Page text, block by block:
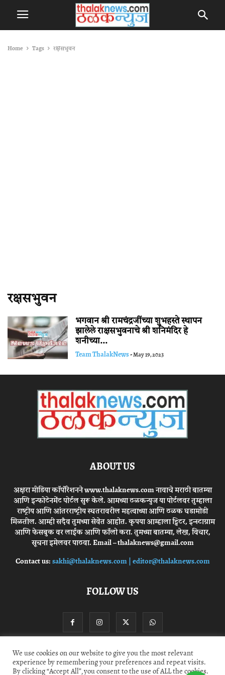
Home Tags रक्षसभुवन
रक्षसभुवन
भगवान श्री रामचंद्रजींच्या शुभहस्ते स्थापन
झालेले राक्षसभुवनाचे श्री शनिमंदिर हे
शनीच्या...
Team ThalakNews-May 19, 2023
ABOUT US
अक्षरा मीडिया कॉर्पोरेशनने www.thalaknews.com नावाचे मराठी बातम्या
आणि इन्फोटेनमेंट पोर्टल सुरू केले. आमच्या ठळकन्युज या पोर्टलवर तुम्हाला
राष्ट्रीय आणि आंतरराष्ट्रीय स्घतरावरील महत्वाच्या आणि ठळक घडामोडी
मिळतील. आम्ही सदैव तुमच्या सेवेत आहोत. कृपया आम्हाला ट्विटर, इन्स्टाग्राम
आणि फेसबुक वर लाईक आणि फॉलो करा. तुमच्या बातम्या, लेख, विचार,
सूचना इमेलवर पाठवा. Email – thalaknews@gmail.com
Contact us:sakhi@thalaknews.com | editor@thalaknews.com
FOLLOW US
Privacy Policy Contact Us
We use cookies on our website to give you the most relevant
experience by remembering your preferences and repeat visits.
By clicking “Accept All”, you consent to the use of ALL the cookies.